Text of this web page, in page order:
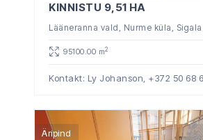
KINNISTU 9,51 HA
Lääneranna vald, Nurme küla, Sigala
95100.00 m2
Kontakt: Ly Johanson, +372 50 68
Äripind